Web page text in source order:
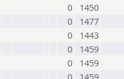
0
1450
0
1477
0
1443
0
1459
0
1459
0
1459